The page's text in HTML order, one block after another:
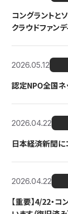
コングラントと
クラウドファン
2026.05.12
認定NPO全国ネ
2026.04.22
日本経済新聞に
2026.04.22
【重要】4/22・